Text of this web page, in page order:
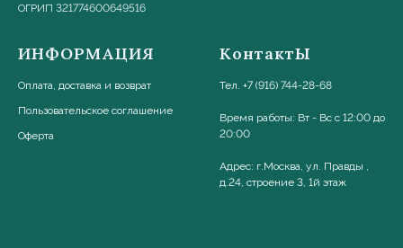
ОГРИП 321774600649516
ИНФОРМАЦИЯ
Оплата, доставка и возврат
Пользовательское соглашение
Оферта
КонтактЫ
Тел. +7 (916) 744-28-68
Время работы: Вт - Вс с 12:00 до
20:00
Адрес: г.Москва, ул. Правды ,
д.24, строение 3, 1й этаж